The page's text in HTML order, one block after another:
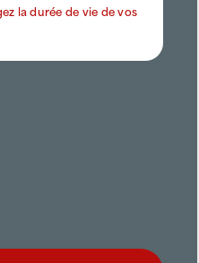
la durée de vie de vos